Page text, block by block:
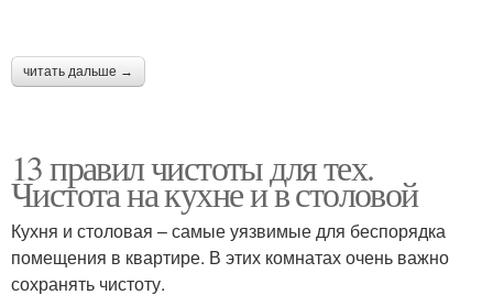
читать дальше →
13 правил чистоты для тех.
Чистота на кухне и в столовой
Кухня и столовая – самые уязвимые для беспорядка
помещения в квартире. В этих комнатах очень важно
сохранять чистоту.